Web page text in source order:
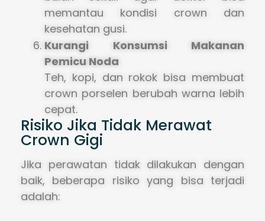
memantau kondisi crown dan
kesehatan gusi.
Kurangi Konsumsi Makanan
Pemicu Noda
Teh, kopi, dan rokok bisa membuat
crown porselen berubah warna lebih
cepat.
Risiko Jika Tidak Merawat
Crown Gigi
Jika perawatan tidak dilakukan dengan
baik, beberapa risiko yang bisa terjadi
adalah: